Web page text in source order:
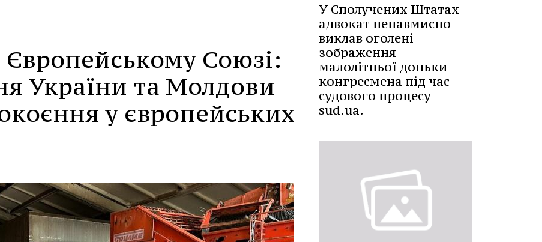
Союзі:
України та Молдови
у європейських
У Сполучених Штатах
адвокат ненавмисно
виклав оголені
зображення
малолітньої доньки
конгресмена під час
судового процесу -
sud.ua.